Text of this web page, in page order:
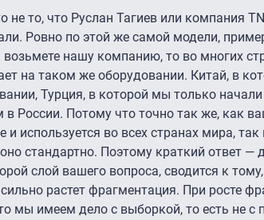
не то, что Руслан Тагиев или компания
Ровно по этой же самой модели,
нашу компанию, то во многих
на таком же оборудовании. Китай, в
Турция, в которой мы только начали
России. Потому что точно так же, как
используется во всех странах мира, так
стандартно. Поэтому краткий ответ —
слой вашего вопроса, сводится к
растет фрагментация. При росте
мы имеем дело с выборкой, то есть не с